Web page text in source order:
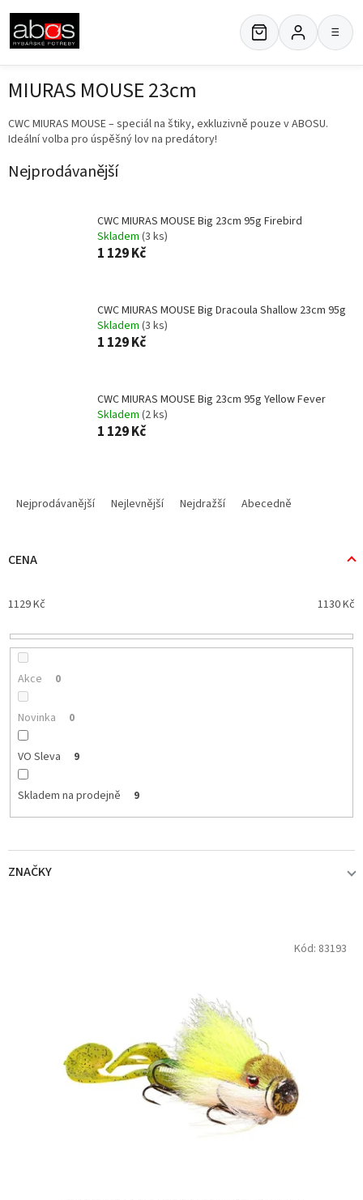
obsah
≡
MIURAS MOUSE 23cm
CWC MIURAS MOUSE – speciál na štiky, exkluzivně pouze v ABOSU.
Ideální volba pro úspěšný lov na predátory!
Nejprodávanější
CWC MIURAS MOUSE Big 23cm 95g Firebird
Skladem (3 ks)
1 129 Kč
CWC MIURAS MOUSE Big Dracoula Shallow 23cm 95g
Skladem (3 ks)
1 129 Kč
CWC MIURAS MOUSE Big 23cm 95g Yellow Fever
Skladem (2 ks)
1 129 Kč
n
r
d
Nejprodávanější Nejlevnější Nejdražší Abecedně
CENA
1129Kč 1130Kč
Akce 0
Novinka 0
VO Sleva 9
Skladem na prodejně 9
ZNAČKY
Kód: 83193